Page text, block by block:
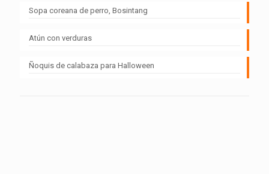
Sopa coreana de perro, Bosintang
Atún con verduras
Ñoquis de calabaza para Halloween